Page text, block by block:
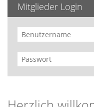
Mitglieder Login